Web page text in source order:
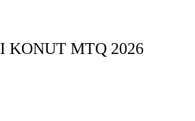
KONUT MTQ 2026